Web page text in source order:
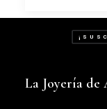
La Joyería de